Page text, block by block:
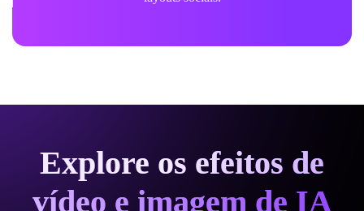
Explore os efeitos de
vídeo e imagem de IA